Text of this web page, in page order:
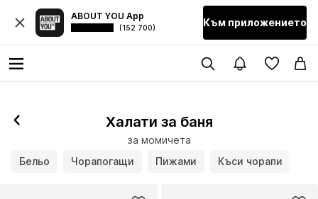
ABOUT YOU App
(152 700) Към приложението
Халати за баня
за момичета
Бельо
Чорапогащи Пижами Къси чорапи